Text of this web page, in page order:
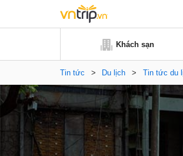
Khách sạn
Tin tức > Du lịch > Tin tức du